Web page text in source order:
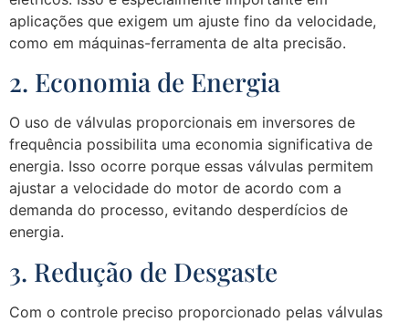
aplicações que exigem um ajuste fino da velocidade,
como em máquinas-ferramenta de alta precisão.
2. Economia de Energia
O uso de válvulas proporcionais em inversores de
frequência possibilita uma economia significativa de
energia. Isso ocorre porque essas válvulas permitem
ajustar a velocidade do motor de acordo com a
demanda do processo, evitando desperdícios de
energia.
3. Redução de Desgaste
Com o controle preciso proporcionado pelas válvulas